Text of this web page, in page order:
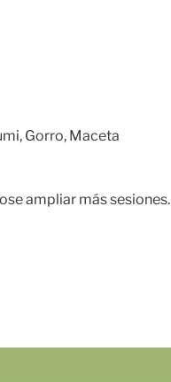
Gorro, Maceta
ampliar más sesiones.